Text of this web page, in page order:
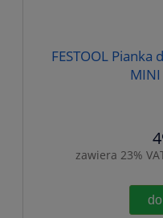
FESTOOL Pianka
zawiera 23%